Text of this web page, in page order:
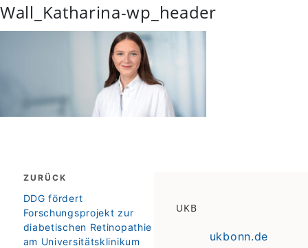
Wall_Katharina-wp_header
Beitragsnavigation
ZURÜCK
zurück
DDG fördert
Forschungsprojekt zur
diabetischen Retinopathie
am Universitätsklinikum
UKB
ukbonn.de